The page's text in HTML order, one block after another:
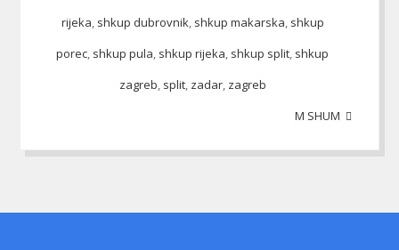
rijeka, shkup dubrovnik, shkup makarska, shkup
porec, shkup pula, shkup rijeka, shkup split, shkup
zagreb, split, zadar, zagreb
M SHUM